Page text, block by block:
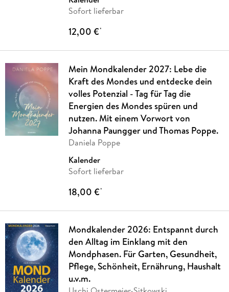
Sofort lieferbar
12,00 €*
Mein Mondkalender 2027: Lebe die
Kraft des Mondes und entdecke dein
volles Potenzial - Tag für Tag die
Energien des Mondes spüren und
nutzen. Mit einem Vorwort von
Johanna Paungger und Thomas Poppe.
Daniela Poppe
Kalender
Sofort lieferbar
18,00 €*
Mondkalender 2026: Entspannt durch
den Alltag im Einklang mit den
Mondphasen. Für Garten, Gesundheit,
Pflege, Schönheit, Ernährung, Haushalt
u.v.m.